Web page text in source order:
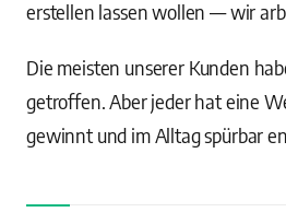
erstellen lassen wollen — wir
Die meisten unserer Kunden
getroffen. Aber jeder hat eine
gewinnt und im Alltag spürbar